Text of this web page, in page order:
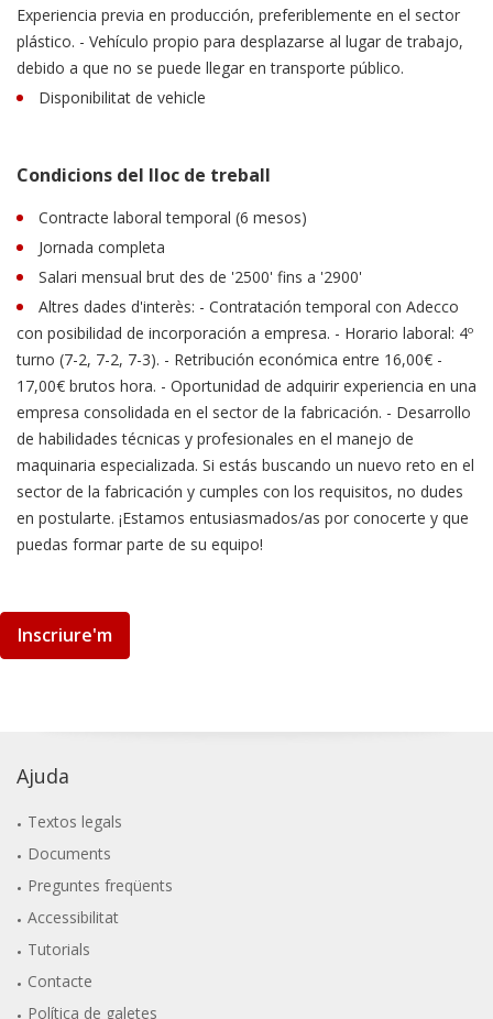
Experiencia previa en producción, preferiblemente en el sector
plástico. - Vehículo propio para desplazarse al lugar de trabajo,
debido a que no se puede llegar en transporte público.
Disponibilitat de vehicle
Condicions del lloc de treball
Contracte laboral temporal (6 mesos)
Jornada completa
Salari mensual brut des de '2500' fins a '2900'
Altres dades d'interès: - Contratación temporal con Adecco
con posibilidad de incorporación a empresa. - Horario laboral: 4º
turno (7-2, 7-2, 7-3). - Retribución económica entre 16,00€ -
17,00€ brutos hora. - Oportunidad de adquirir experiencia en una
empresa consolidada en el sector de la fabricación. - Desarrollo
de habilidades técnicas y profesionales en el manejo de
maquinaria especializada. Si estás buscando un nuevo reto en el
sector de la fabricación y cumples con los requisitos, no dudes
en postularte. ¡Estamos entusiasmados/as por conocerte y que
puedas formar parte de su equipo!
Inscriure'm
Ajuda
Textos legals
Documents
Preguntes freqüents
Accessibilitat
Tutorials
Contacte
Política de galetes